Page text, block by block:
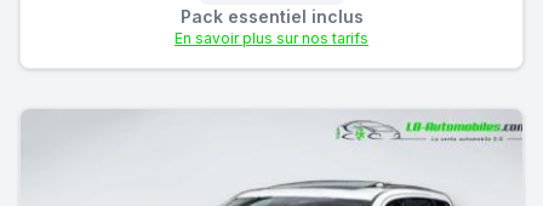
Pack essentiel inclus
En savoir plus sur nos tarifs